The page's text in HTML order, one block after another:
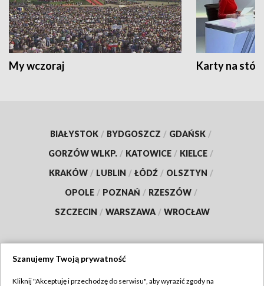
My wczoraj Karty na
BIAŁYSTOK / BYDGOSZCZ / GDAŃSK /
GORZÓW WLKP. / KATOWICE / KIELCE /
KRAKÓW / LUBLIN / ŁÓDŹ / OLSZTYN /
OPOLE / POZNAŃ / RZESZÓW /
SZCZECIN / WARSZAWA / WROCŁAW
Szanujemy Twoją prywatność
Kliknij "Akceptuję i przechodzę do serwisu", aby wyrazić zgody na